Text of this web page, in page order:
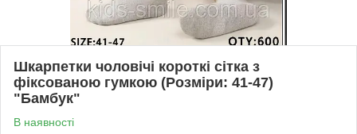
Шкарпетки чоловічі короткі сітка з
фіксованою гумкою (Розміри: 41-47)
"Бамбук"
В наявності